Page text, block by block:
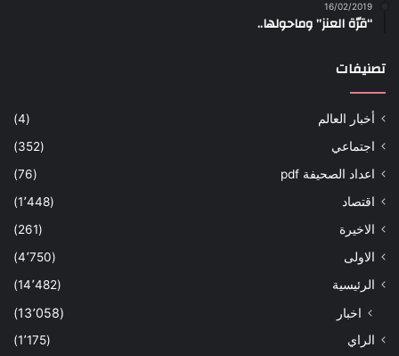
16/02/2019
“قرّة العنز” وماحولها..
تصنيفات
أخبار العالم
(4)
اجتماعي
(352)
اعداد الصحيفة pdf
(76)
اقتصاد
(1٬448)
الاخيرة
(261)
الاولى
(4٬750)
الرئيسية
(14٬482)
اخبار (13٬058)
الراي
(1٬175)